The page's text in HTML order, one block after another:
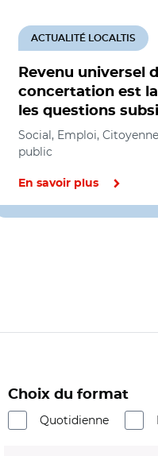
Revenu universel
concertation est
les questions
ACTUALITÉ LOCALTIS
Social, Emploi,
public
En savoir plus
Choix du format
Quotidienne